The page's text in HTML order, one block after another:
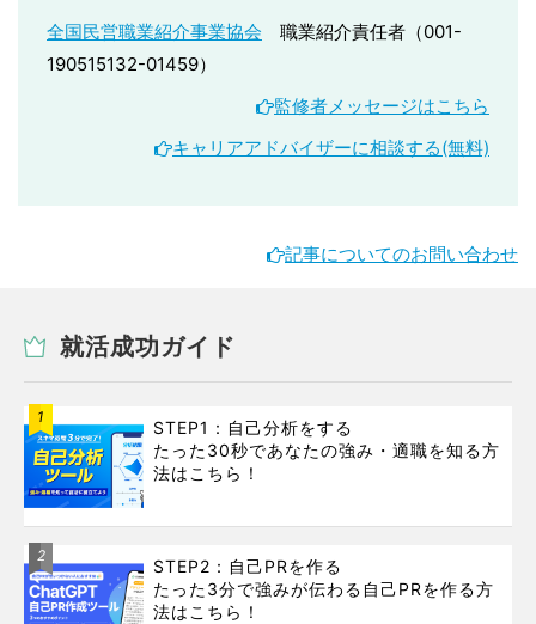
全国民営職業紹介事業協会 職業紹介責任者（001-
190515132-01459）
監修者メッセージはこちら
キャリアアドバイザーに相談する(無料)
記事についてのお問い合わせ
就活成功ガイド
1
STEP1：自己分析をする
たった30秒であなたの強み・適職を知る方
法はこちら！
2
STEP2：自己PRを作る
たった3分で強みが伝わる自己PRを作る方
法はこちら！